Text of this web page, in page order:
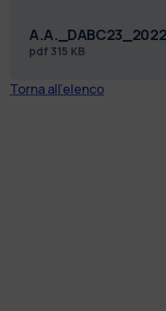
pdf 315 KB
Torna all'elenco